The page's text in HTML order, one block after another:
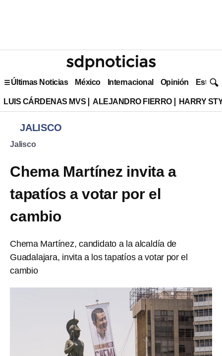
Últimas Noticias México Internacional Opinión Estilo
LUIS CÁRDENAS MVS ALEJANDRO FIERRO HARRY
JALISCO
Jalisco
Chema Martínez invita a
tapatíos a votar por el
cambio
Chema Martínez, candidato a la alcaldía de
Guadalajara, invita a los tapatíos a votar por el
cambio